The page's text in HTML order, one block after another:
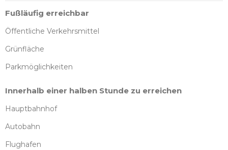
Fußläufig erreichbar
Öffentliche Verkehrsmittel
Grünfläche
Parkmöglichkeiten
Innerhalb einer halben Stunde zu erreichen
Hauptbahnhof
Autobahn
Flughafen